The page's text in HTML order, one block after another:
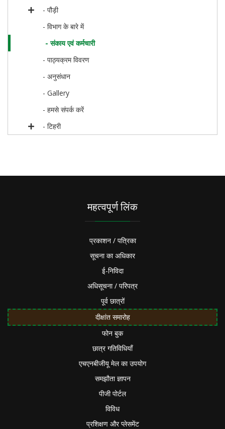
- पौड़ी
- विभाग के बारे में
- संकाय एवं कर्मचारी
- पाठ्यक्रम विवरण
- अनुसंधान
- Gallery
- हमसे संपर्क करें
- टिहरी
महत्वपूर्ण लिंक
प्रकाशन / पत्रिका
सूचना का अधिकार
ई-निविदा
अधिसूचना / परिपत्र
पूर्व छात्रों
दीक्षांत समारोह
फोन बुक
छात्र गतिविधियाँ
एचएनबीजीयू मेल का उपयोग
समझौता ज्ञापन
पीजी पोर्टल
विविध
प्रशिक्षण और प्लेसमेंट